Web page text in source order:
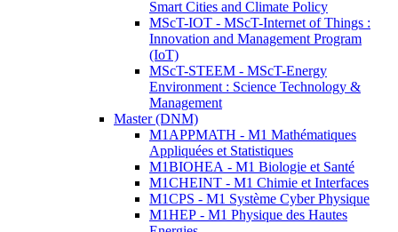
Smart Cities and Climate Policy
MScT-IOT - MScT-Internet of Things :
Innovation and Management Program
(IoT)
MScT-STEEM - MScT-Energy
Environment : Science Technology &
Management
Master (DNM)
M1APPMATH - M1 Mathématiques
Appliquées et Statistiques
M1BIOHEA - M1 Biologie et Santé
M1CHEINT - M1 Chimie et Interfaces
M1CPS - M1 Système Cyber Physique
M1HEP - M1 Physique des Hautes